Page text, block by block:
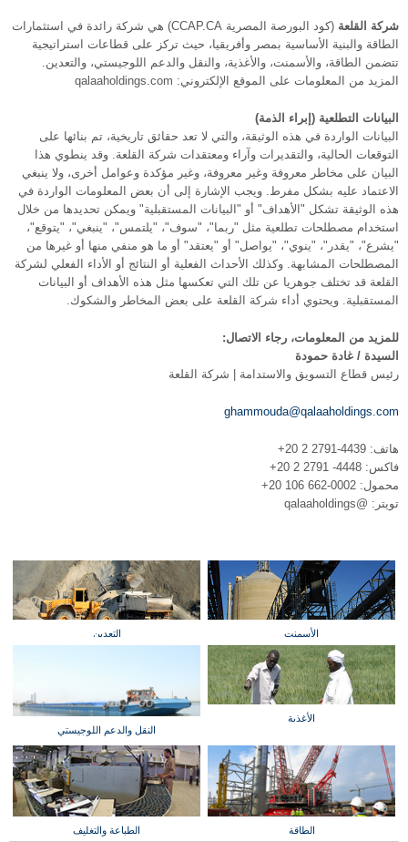
شركة القلعة
(كود البورصة المصرية CCAP.CA) هي شركة رائدة في استثمارات
الطاقة والبنية الأساسية بمصر وأفريقيا، حيث تركز على قطاعات استراتيجية
تتضمن الطاقة، والأسمنت، والأغذية، والنقل والدعم اللوجيستي، والتعدين.
المزيد من المعلومات على الموقع الإلكتروني: qalaaholdings.com
البيانات التطلعية (إبراء الذمة)
البيانات الواردة في هذه الوثيقة، والتي لا تعد حقائق تاريخية، تم بنائها على
التوقعات الحالية، والتقديرات وآراء ومعتقدات شركة القلعة. وقد ينطوي هذا
البيان على مخاطر معروفة وغير معروفة، وغير مؤكدة وعوامل أخرى، ولا ينبغي
الاعتماد عليه بشكل مفرط. ويجب الإشارة إلى أن بعض المعلومات الواردة في
هذه الوثيقة تشكل "الأهداف" أو "البيانات المستقبلية" ويمكن تحديدها من خلال
استخدام مصطلحات تطلعية مثل "ربما"، "سوف"، "يلتمس"، "ينبغي"، "يتوقع"،
"يشرع"، "يقدر"، "ينوي"، "يواصل" أو "يعتقد" أو ما هو منفي منها أو غيرها من
المصطلحات المشابهة. وكذلك الأحداث الفعلية أو النتائج أو الأداء الفعلي لشركة
القلعة قد تختلف جوهريا عن تلك التي تعكسها مثل هذه الأهداف أو البيانات
المستقبلية. ويحتوي أداء شركة القلعة على بعض المخاطر والشكوك.
للمزيد من المعلومات، رجاء الاتصال:
السيدة / غادة حمودة
رئيس قطاع التسويق والاستدامة | شركة القلعة
ghammouda@qalaaholdings.com
هاتف: 4439-2791 2 20+
فاكس: 4448- 2791 2 20+
محمول: 0002-662 106 20+
تويتر: @qalaaholdings
الأسمنت التعدين
الأغذية
النقل والدعم اللوجيستي
الطاقة الطباعة والتغليف